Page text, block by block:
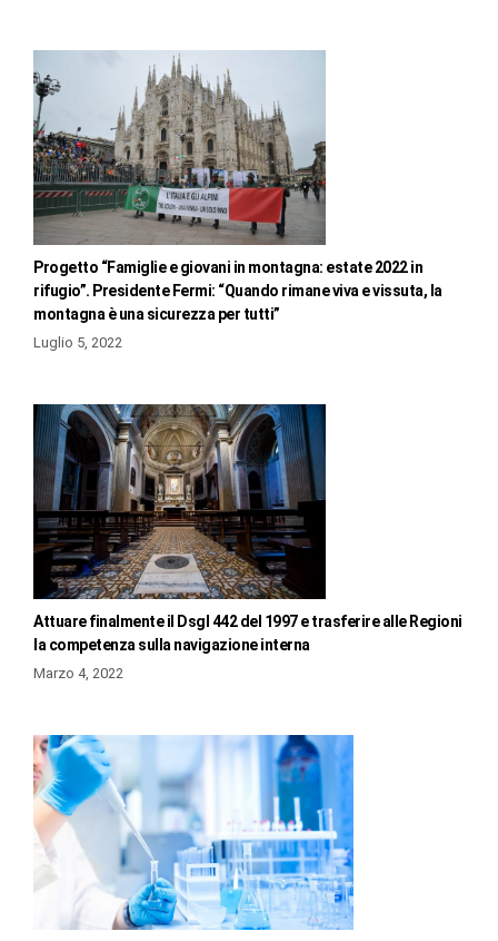
Progetto “Famiglie e giovani in montagna: estate 2022 in
rifugio”. Presidente Fermi: “Quando rimane viva e vissuta, la
montagna è una sicurezza per tutti”
Luglio 5, 2022
Attuare finalmente il Dsgl 442 del 1997 e trasferire alle Regioni
la competenza sulla navigazione interna
Marzo 4, 2022